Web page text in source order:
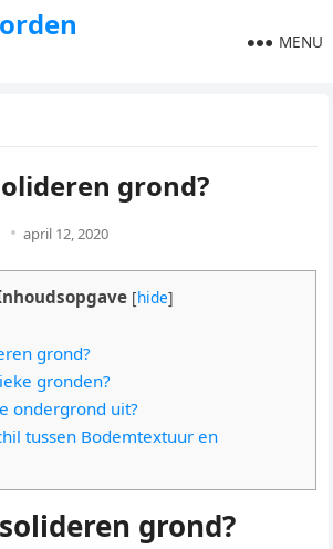
MENU
grond?
april 12, 2020
[hide]
grond?
gronden?
ondergrond uit?
tussen Bodemtextuur en
grond?